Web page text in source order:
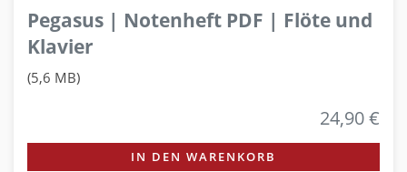
Pegasus | Notenheft PDF | Flöte und
Klavier
(5,6 MB)
24,90 €
IN DEN WARENKORB